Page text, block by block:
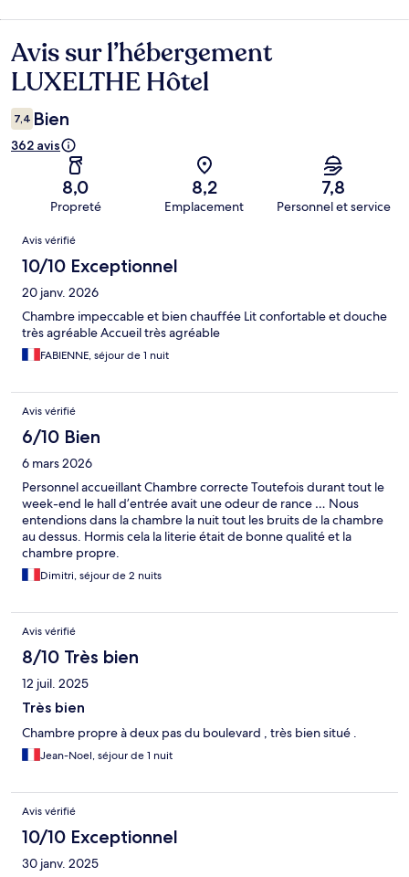
Avis
Avis sur l’hébergement
LUXELTHE Hôtel
7,4 Bien
362 avis
8,0
Propreté
8,2
Emplacement
7,8
Personnel et service
Avis
Avis vérifié
10/10 Exceptionnel
20 janv. 2026
Chambre impeccable et bien chauffée Lit confortable et douche
très agréable Accueil très agréable
FABIENNE, séjour de 1 nuit
Avis vérifié
6/10 Bien
6 mars 2026
Personnel accueillant Chambre correcte Toutefois durant tout le
week-end le hall d’entrée avait une odeur de rance … Nous
entendions dans la chambre la nuit tout les bruits de la chambre
au dessus. Hormis cela la literie était de bonne qualité et la
chambre propre.
Dimitri, séjour de 2 nuits
Avis vérifié
8/10 Très bien
12 juil. 2025
Très bien
Chambre propre à deux pas du boulevard , très bien situé .
Jean-Noel, séjour de 1 nuit
Avis vérifié
10/10 Exceptionnel
30 janv. 2025